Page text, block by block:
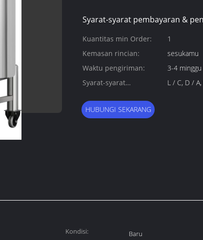
Syarat-syarat pembayaran &
Kuantitas min Order:
1
Kemasan rincian:
sesukamu
Waktu pengiriman:
3-4 minggu
Syarat-syarat
L / C, D /
HUBUNGI SEKARANG
Kondisi:
Baru